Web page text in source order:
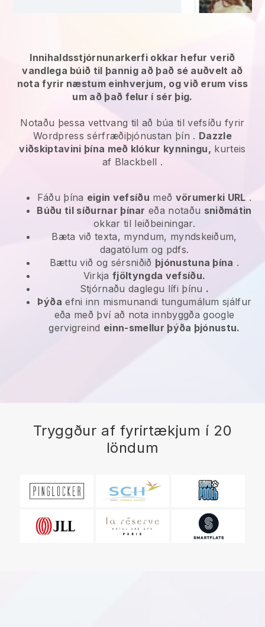
Innihaldsstjórnunarkerfi okkar hefur verið
vandlega búið til þannig að það sé auðvelt að
nota fyrir næstum einhverjum, og við erum viss
um að það felur í sér þig.
Notaðu þessa vettvang til að búa til vefsíðu fyrir
Wordpress sérfræðiþjónustan þín . Dazzle
viðskiptavini þína með klókur kynningu, kurteis
af Blackbell .
Fáðu þína eigin vefsíðu með vörumerki URL .
Búðu til síðurnar þínar eða notaðu sniðmátin
okkar til leiðbeiningar.
Bæta við texta, myndum, myndskeiðum,
dagatölum og pdfs.
Bættu við og sérsniðið þjónustuna þína .
Virkjafjöltyngda vefsíðu.
Stjórnaðu daglegu lífi þínu .
Þýða efni inn mismunandi tungumálum sjálfur
eða með því að nota innbyggða google
gervigreind einn-smellur þýða þjónustu.
Tryggður af fyrirtækjum í 20
löndum